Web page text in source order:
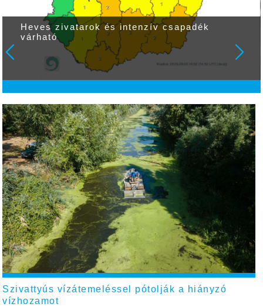
Heves zivatarok és intenzív csapadék
várható
Szivattyús vízátemeléssel pótolják a hiányzó
vízhozamot